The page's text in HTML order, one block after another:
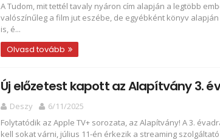
A Tudom, mit tettél tavaly nyáron cím alapján a legtöbb
valószínűleg a film jut eszébe, de egyébként könyv
is, é...
Olvasd tovább
Új előzetest kapott az Alapítvány 3.
Deszy
6/11/2025
Folytatódik az Apple TV+ sorozata, az Alapítvány! A 3.
kell sokat várni, július 11-én érkezik a streaming szolgáltató